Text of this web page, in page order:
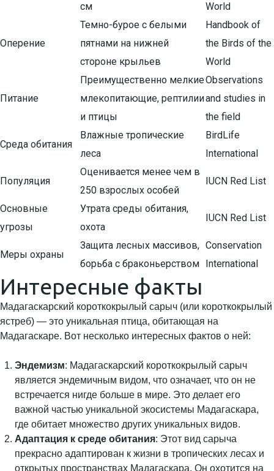
см
World
Оперение
Темно-бурое с белыми
пятнами на нижней
стороне крыльев
Handbook of
the Birds of the
World
Питание
Преимущественно мелкие
млекопитающие, рептилии
и птицы
Observations
and studies in
the field
Среда обитания
Влажные тропические
леса
BirdLife
International
Популяция
Оценивается менее чем в
250 взрослых особей
IUCN Red List
Основные
угрозы
Утрата среды обитания,
охота
IUCN Red List
Меры охраны
Защита лесных массивов,
борьба с браконьерством
Conservation
International
Интересные факты
Мадагаскарский короткокрылый сарыч (или короткокрылый
ястреб) — это уникальная птица, обитающая на
Мадагаскаре. Вот несколько интересных фактов о ней:
Эндемизм: Мадагаскарский короткокрылый сарыч
является эндемичным видом, что означает, что он не
встречается нигде больше в мире. Это делает его
важной частью уникальной экосистемы Мадагаскара,
где обитает множество других уникальных видов.
Адаптация к среде обитания: Этот вид сарыча
прекрасно адаптирован к жизни в тропических лесах и
открытых пространствах Мадагаскара. Он охотится на